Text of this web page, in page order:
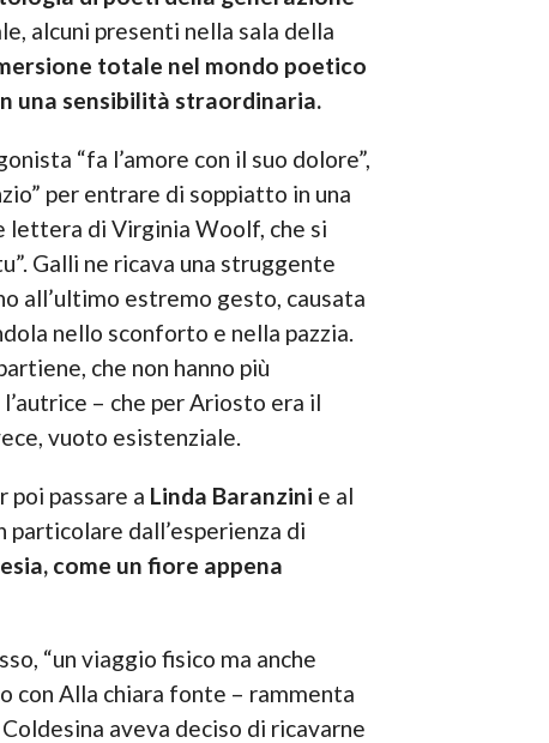
alcuni presenti nella sala della
totale nel mondo poetico
una sensibilità straordinaria.
“fa l’amore con il suo dolore”,
per entrare di soppiatto in una
lettera di Virginia Woolf, che si
Galli ne ricava una struggente
all’ultimo estremo gesto, causata
nello sconforto e nella pazzia.
che non hanno più
– che per Ariosto era il
vuoto esistenziale.
poi passare a Linda Baranzini e al
particolare dall’esperienza di
come un fiore appena
“un viaggio fisico ma anche
con Alla chiara fonte – rammenta
aveva deciso di ricavarne